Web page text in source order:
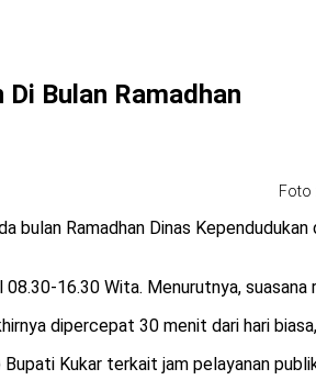
Bulan Ramadhan
Foto
bulan Ramadhan Dinas
16.30 Wita. Menurutnya, suasana
dipercepat 30 menit dari hari
Kukar terkait jam pelayanan